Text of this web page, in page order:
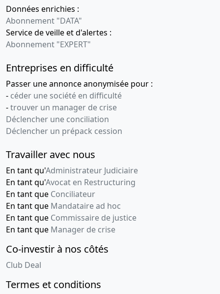
Données enrichies :
Abonnement "DATA"
Service de veille et d'alertes :
Abonnement "EXPERT"
Entreprises en difficulté
Passer une annonce anonymisée pour :
- céder une société en difficulté
-trouver un manager de crise
Déclencher une conciliation
Déclencher un prépack cession
Travailler avec nous
En tant qu'Administrateur Judiciaire
En tant qu'Avocat en Restructuring
En tant que Conciliateur
En tant que Mandataire ad hoc
En tant que Commissaire de justice
En tant que Manager de crise
Co-investir à nos côtés
Club Deal
Termes et conditions